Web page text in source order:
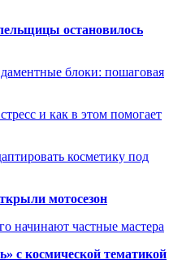
остановилось
блоки: пошаговая
и как в этом помогает
косметику под
мотосезон
начинают частные мастера
с космической тематикой